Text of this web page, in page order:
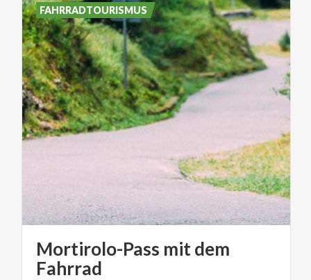
Mortirolo-Pass mit dem
Fahrrad
FAHRRADTOURISMUS